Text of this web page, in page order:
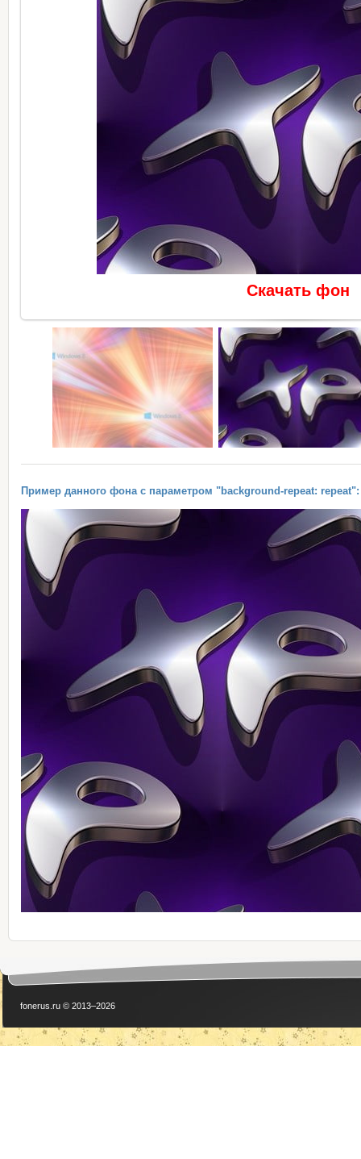
Скачать фон
Пример данного фона с параметром "background-repeat: repeat":
fonerus.ru © 2013–2026